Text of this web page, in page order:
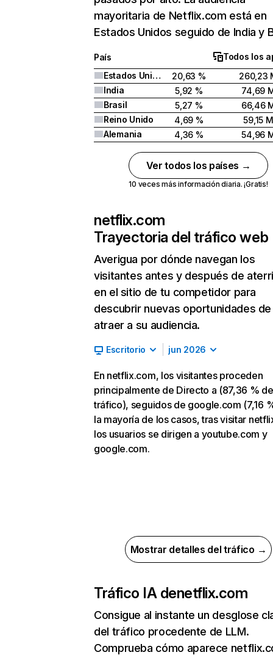
mayoritaria de Netflix.com está en
Estados Unidos seguido de India y
País
Todos los
Estados Unidos
20,63 %
260,23
India
5,92 %
74,69
Brasil
5,27 %
66,46
Reino Unido
4,69 %
59,15 M
Alemania
4,36 % 54,96
Ver todos los países →
10 veces más información diaria. ¡Gratis!
netflix.com
Trayectoria del tráfico web
Averigua por dónde navegan los
visitantes antes y después de
en el sitio de tu competidor para
descubrir nuevas oportunidades de
atraer a su audiencia.
Escritorio jun 2026
En netflix.com, los visitantes proceden
principalmente de Directo a (87,36 % de
tráfico), seguidos de google.com (7,16
la mayoría de los casos, tras visitar
los usuarios se dirigen a youtube.com y
google.com.
Mostrar detalles del tráfico →
Tráfico IA denetflix.com
Consigue al instante un desglose
del tráfico procedente de LLM.
Comprueba cómo aparece